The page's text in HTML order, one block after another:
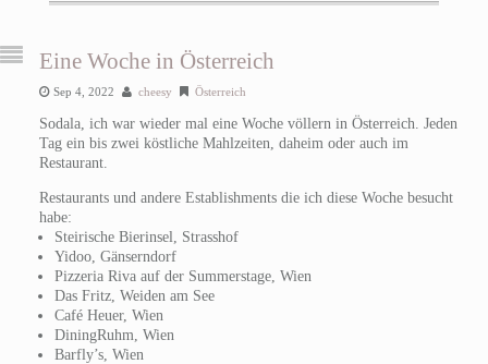
Eine Woche in Österreich
Sep 4, 2022 cheesy Österreich
Sodala, ich war wieder mal eine Woche völlern in Österreich. Jeden
Tag ein bis zwei köstliche Mahlzeiten, daheim oder auch im
Restaurant.
Restaurants und andere Establishments die ich diese Woche besucht
habe:
Steirische Bierinsel, Strasshof
Yidoo, Gänserndorf
Pizzeria Riva auf der Summerstage, Wien
Das Fritz, Weiden am See
Café Heuer, Wien
DiningRuhm, Wien
Barfly’s, Wien